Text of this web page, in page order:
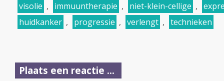
visolie , immuuntherapie , niet-klein-cellige ,
huidkanker , progressie , verlengt , technieken
Plaats een reactie ...